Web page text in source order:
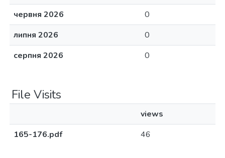
червня 2026
0
липня 2026
0
серпня 2026
0
File Visits
views
165-176.pdf
46